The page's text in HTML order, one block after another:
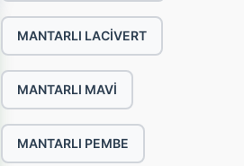
MANTARLI LACİVERT
MANTARLI MAVİ
MANTARLI PEMBE